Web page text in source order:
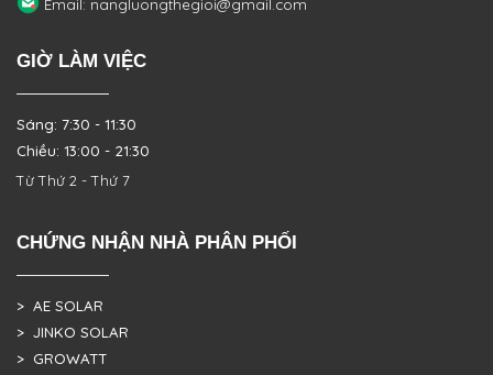
Email: nangluongthegioi@gmail.com
GIỜ LÀM VIỆC
Sáng: 7:30 - 11:30
Chiều: 13:00 - 21:30
Từ Thứ 2 - Thứ 7
CHỨNG NHẬN NHÀ PHÂN PHỐI
> AE SOLAR
> JINKO SOLAR
> GROWATT